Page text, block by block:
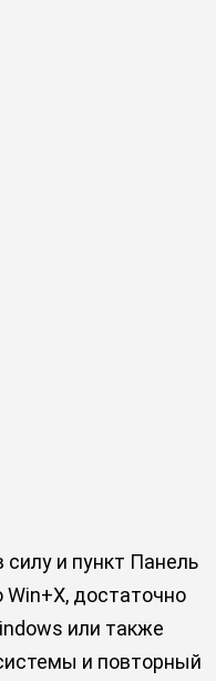
и пункт Панель
достаточно
или также
и повторный